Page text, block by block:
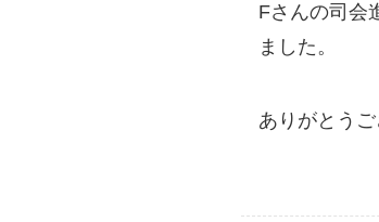
Fさんの司会
ました。
ありがとうご